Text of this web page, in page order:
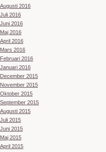
Augusti 2016
Juli 2016
Juni 2016
Maj 2016
April 2016
Mars 2016
Februari 2016
Januari 2016
December 2015
November 2015
Oktober 2015
September 2015
Augusti 2015
Juli 2015
Juni 2015
Maj 2015
April 2015